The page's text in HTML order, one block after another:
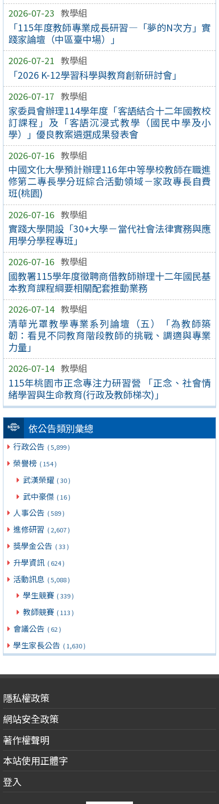
2026-07-23 教學組
「115年度教師專業成長研習—「夢的N次方」實
踐家論壇（中區臺中場）」
2026-07-21 教學組
「2026 K-12學習科學與教育創新研討會」
2026-07-17 教學組
家委員會辦理114學年度「客語結合十二年國教校
訂課程」及「客語沉浸式教學（國民中學及小
學）」優良教案遴選成果發表會
2026-07-16 教學組
中國文化大學預計辦理116年中等學校教師在職進
修第二專長學分班綜合活動領域－家政專長自費
班(桃園)
2026-07-16 教學組
實踐大學開設「30+大學－當代社會法律實務與應
用學分學程專班」
2026-07-16 教學組
國教署115學年度徵聘商借教師辦理十二年國民基
本教育課程綱要相關配套推動業務
2026-07-14 教學組
清華光罩教學專業系列論壇（五）「為教師築
韌：看見不同教育階段教師的挑戰、調適與專業
力量」
2026-07-14 教學組
115年桃園市正念專注力研習營 「正念、社會情
緒學習與生命教育(行政及教師梯次)」
依公告類別彙總
行政公告 ( 5,899 )
榮譽榜 ( 154 )
武漢榮耀 ( 30 )
武中豪傑 ( 16 )
人事公告 ( 589 )
進修研習 ( 2,607 )
獎學金公告 ( 33 )
升學資訊 ( 624 )
活動訊息 ( 5,088 )
學生競賽 ( 339 )
教師競賽 ( 113 )
會議公告 ( 62 )
學生家長公告 ( 1,630 )
隱私權政策
網站安全政策
著作權聲明
本站使用正體字
登入